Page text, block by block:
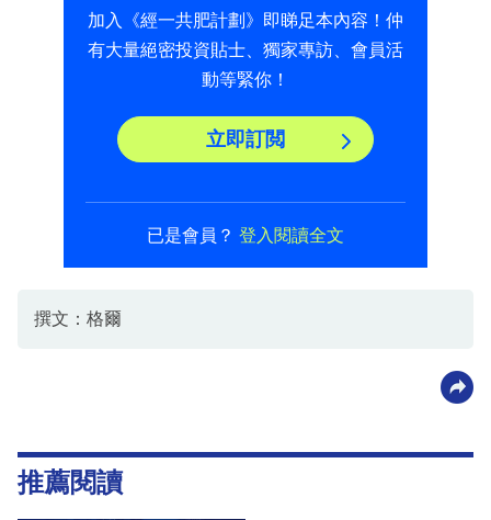
加入《經一共肥計劃》即睇足本內容！仲
有大量絕密投資貼士、獨家專訪、會員活
動等緊你！
立即訂閲
已是會員？ 登入閱讀全文
撰文：格爾
推薦閱讀